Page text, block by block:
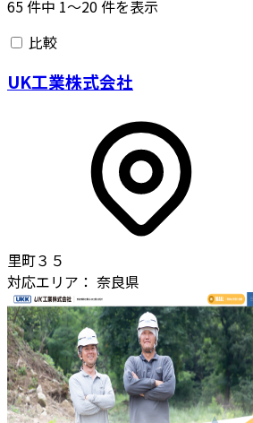
65件中 1〜20件を表示
比較
UK工業株式会社
里町３５
対応エリア： 奈良県